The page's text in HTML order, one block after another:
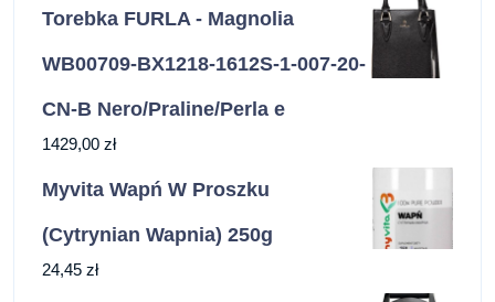
Torebka FURLA - Magnolia
WB00709-BX1218-1612S-1-007-20-
CN-B Nero/Praline/Perla e
1429,00 zł
Myvita Wapń W Proszku
(Cytrynian Wapnia) 250g
24,45 zł